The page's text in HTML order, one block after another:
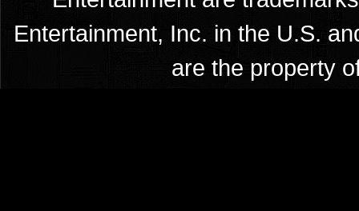
Entertainment, Inc. in the U.S.
are the property